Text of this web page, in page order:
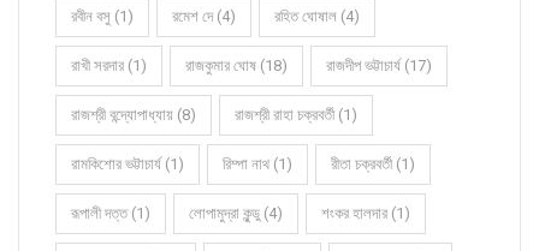
রবীন বসু (1) রমেশ দে (4) রহিত ঘোষাল (4)
রাখী সরদার (1) রাজকুমার ঘোষ (18) রাজদীপ ভট্টাচার্য (17)
রাজশ্রী বন্দ্যোপাধ্যায় (8) রাজশ্রী রাহা চক্রবর্তী (1)
রামকিশোর ভট্টাচার্য (1) রিম্পা নাথ (1) রীতা চক্রবর্তী (1)
রূপালী দত্ত (1) লোপামুদ্রা কুন্ডু (4) শংকর হালদার (1)